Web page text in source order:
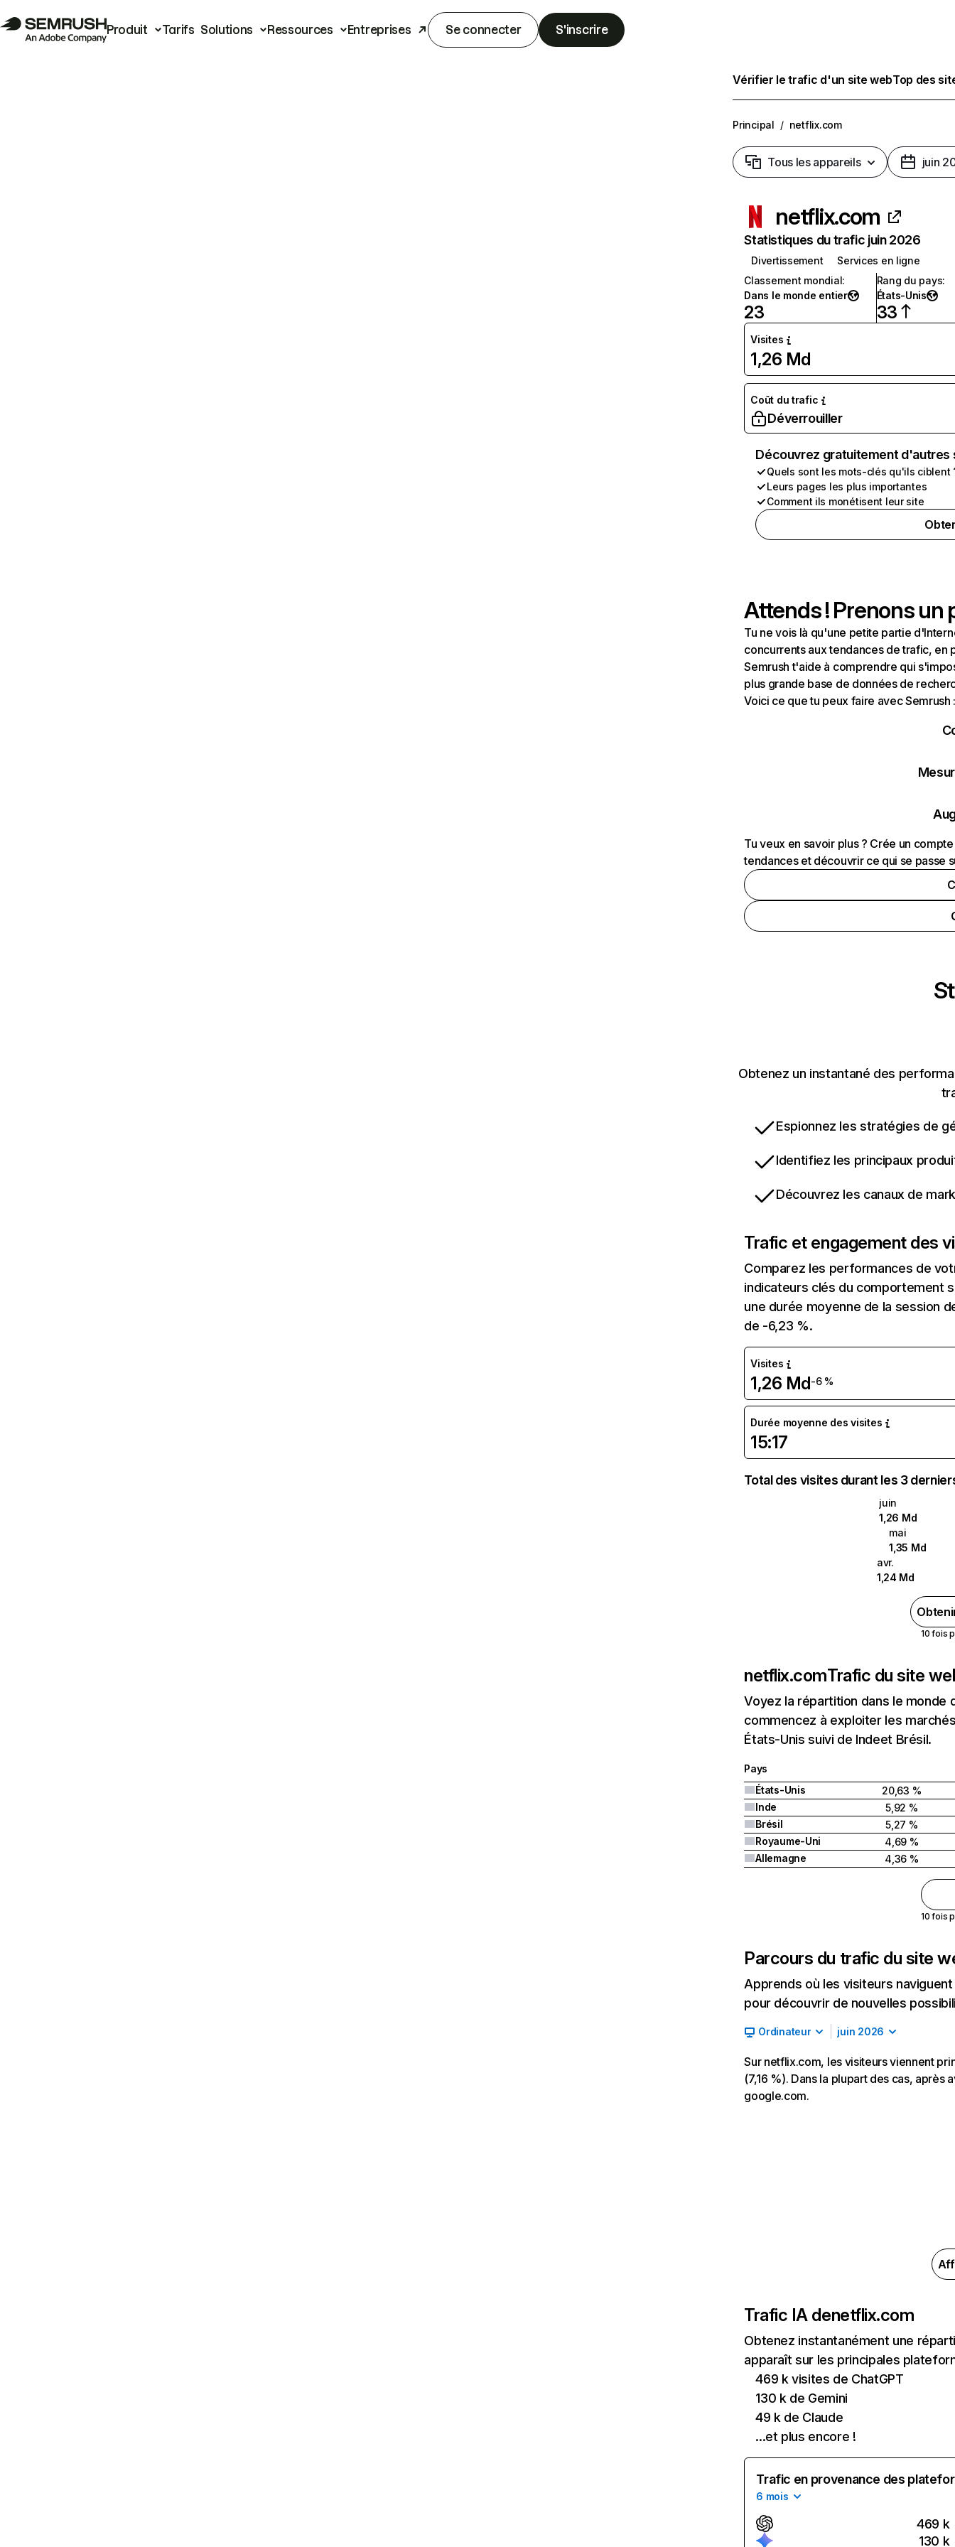
Produit Tarifs Solutions Ressources Entreprises Se connecter S'inscrire
Vérifier le trafic d'un site webTop des
Principal / netflix.com
Tous les appareils juin
netflix.com
Statistiques du trafic juin 2026
Divertissement
Services en ligne
Classement mondial:
Dans le monde entier
23
Rang du pays:
États-Unis
33
Visites
1,26 Md
Coût du trafic
Déverrouiller
Découvrez gratuitement
Quels sont les mots-clés qu'ils ciblent
Leurs pages les plus importantes
Comment ils monétisent leur site
Attends ! Prenons un
Tu ne vois là qu'une petite partie
concurrents aux tendances de trafic, en
Semrush t'aide à comprendre qui
plus grande base de données de
Voici ce que tu peux faire avec Semrush
Tu veux en savoir plus ? Crée un
tendances et découvrir ce qui se passe
Obtenez un instantané des
Espionnez les stratégies de
Identifiez les principaux
Découvrez les canaux de
Trafic et engagement des
Comparez les performances de
indicateurs clés du comportement
une durée moyenne de la session
de -6,23 %.
Visites
1,26 Md-6 %
Durée moyenne des visites
15:17
Total des visites durant les 3
juin
1,26 Md
mai
1,35 Md
avr.
1,24 Md
10 fois
netflix.comTrafic du site
Voyez la répartition dans le
commencez à exploiter les
États-Unis suivi de Indeet Brésil.
Pays
États-Unis
20,63 %
Inde
5,92 %
Brésil
5,27 %
Royaume-Uni
4,69 %
Allemagne
4,36 %
10 fois
Parcours du trafic du site
Apprends où les visiteurs
pour découvrir de nouvelles
Ordinateur juin 2026
Sur netflix.com, les visiteurs viennent
(7,16 %). Dans la plupart des cas,
google.com.
Trafic IA denetflix.com
Obtenez instantanément une
apparaît sur les principales
469 k visites de ChatGPT
130 k de Gemini
49 k de Claude
...et plus encore !
Trafic en provenance des
6 mois
469 k
130 k